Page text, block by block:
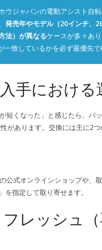
ウジャパンの電動アシスト自
発売年やモデル（20インチ、
法）が異なるケースが多々あ
致しているかを必ず最優先で
手における
短くなった」と感じたら、バ
があります。交換には主に2つ
公式オンラインショップや、
指定して取り寄せます。
レッシュ